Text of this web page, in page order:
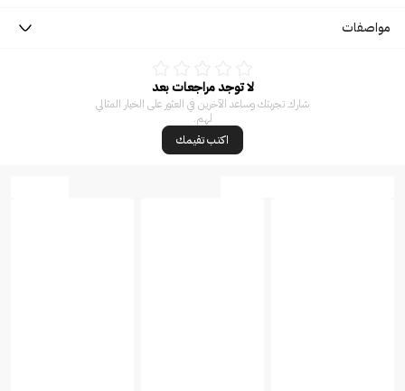
مواصفات
لا توجد مراجعات بعد
شارك تجربتك وساعد الآخرين في العثور على الخيار المثالي
لهم.
اكتب تقيمك